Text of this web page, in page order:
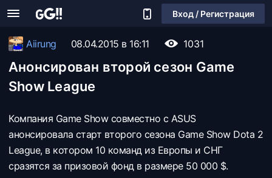
Вход / Регистрация
Aiirung 08.04.2015 в 16:11 1031
Анонсирован второй сезон Game
Show League
Компания Game Show совместно с ASUS
анонсировала старт второго сезона Game Show Dota 2
League, в котором 10 команд из Европы и СНГ
сразятся за призовой фонд в размере 50 000 $.